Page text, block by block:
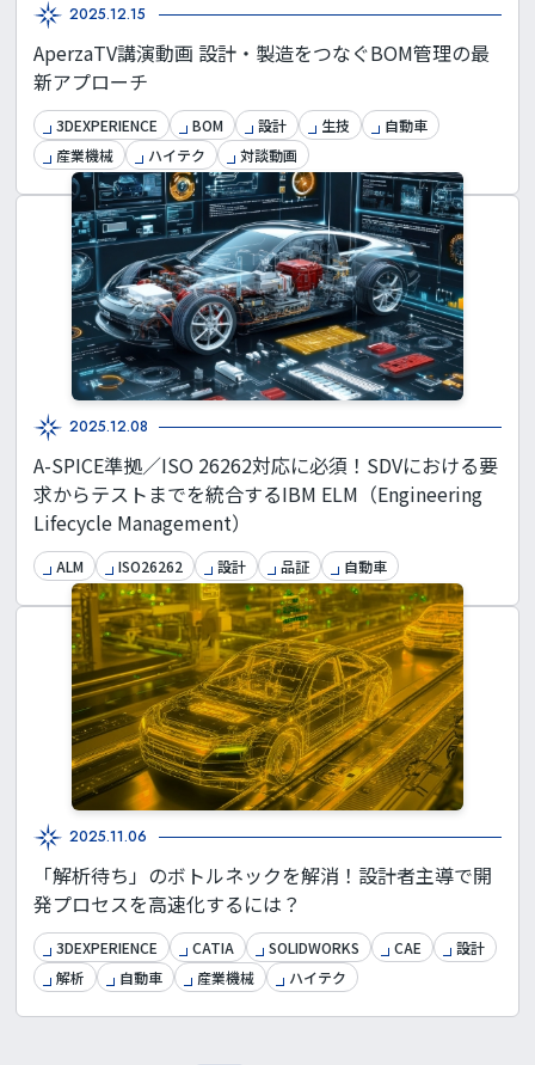
2025.12.15
AperzaTV講演動画 設計・製造をつなぐBOM管理の最
新アプローチ
3DEXPERIENCE BOM 設計 生技
自動車
産業機械
ハイテク 対談動画
2025.12.08
A-SPICE準拠／ISO 26262対応に必須！SDVにおける要
求からテストまでを統合するIBM ELM（Engineering
Lifecycle Management）
ALM ISO26262 設計 品証 自動車
2025.11.06
「解析待ち」のボトルネックを解消！設計者主導で開
発プロセスを高速化するには？
3DEXPERIENCE CATIA SOLIDWORKS CAE
設計
解析
自動車 産業機械 ハイテク